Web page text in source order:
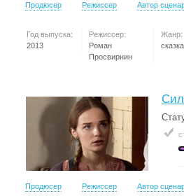
Продюсер Режиссер Автор
Год выпуска:
2013
Режиссер:
Роман
Просвирнин
Жанр:
сказка
Продюсер Режиссер Автор